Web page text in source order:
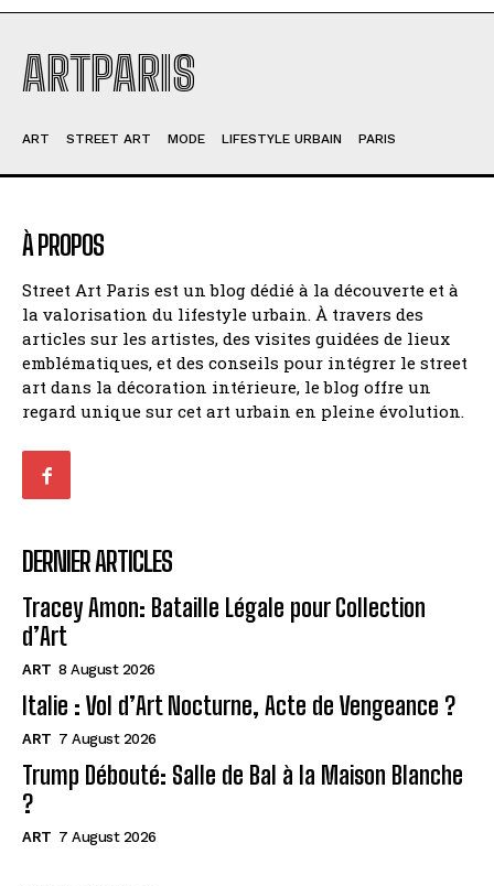
ARTPARIS
ART STREET ART MODE LIFESTYLE URBAIN PARIS
À PROPOS
Street Art Paris est un blog dédié à la découverte et à
la valorisation du lifestyle urbain. À travers des
articles sur les artistes, des visites guidées de lieux
emblématiques, et des conseils pour intégrer le street
art dans la décoration intérieure, le blog offre un
regard unique sur cet art urbain en pleine évolution.
DERNIER ARTICLES
Tracey Amon: Bataille Légale pour Collection
d’Art
ART 8 August 2026
Italie : Vol d’Art Nocturne, Acte de Vengeance ?
ART 7 August 2026
Trump Débouté: Salle de Bal à la Maison Blanche
?
ART 7 August 2026